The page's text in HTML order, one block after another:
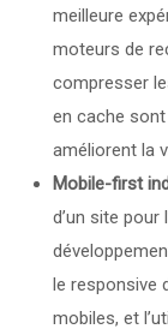
meilleure
moteurs de
compresser
en cache
améliorent la
Mobile-first
d’un site pour
le responsive
mobiles, et